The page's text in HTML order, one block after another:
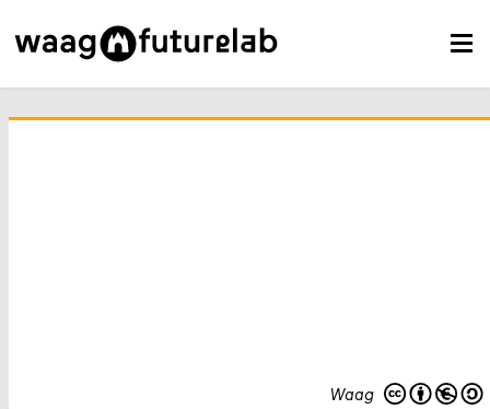
Waag